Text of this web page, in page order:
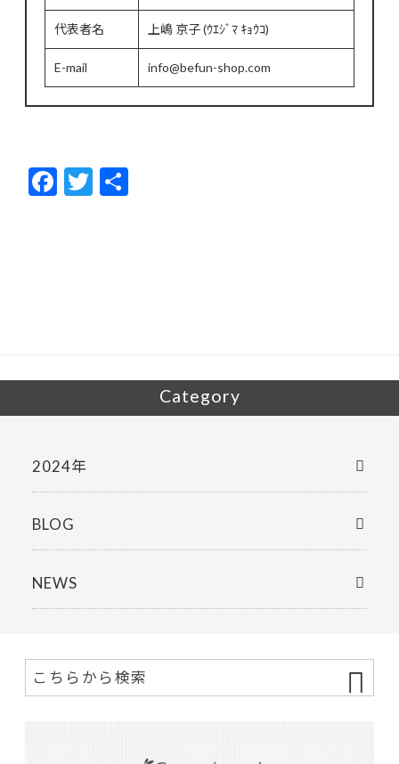
代表者名 上嶋 京子 (ｳｴｼﾞﾏ ｷｮｳｺ)
E-mail info@befun-shop.com
F
T
Category
2024年
BLOG
NEWS